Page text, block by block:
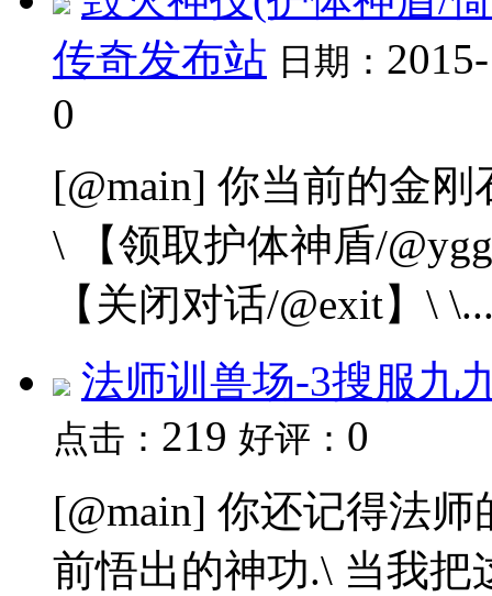
传奇发布站 日期：
0
[@main] 你当前的金
\ 【领取护体神盾/
【关闭对话/@exit】\
法师训兽场-3搜服九
点击： 219 好评： 0
[@main] 你还记得法
前悟出的神功.\ 当我